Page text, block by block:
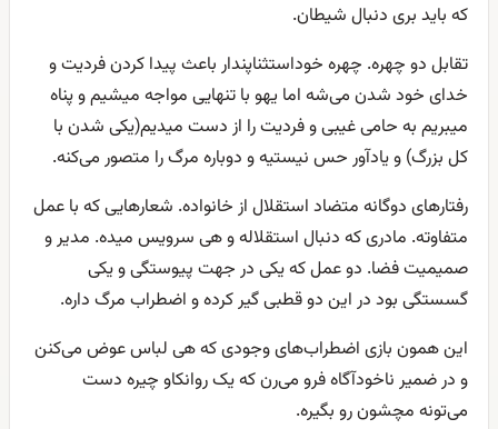
که باید بری دنبال شیطان.
تقابل دو چهره. چهره خوداستثناپندار باعث پیدا کردن فردیت و
خدای خود شدن می‌شه اما یهو با تنهایی مواجه میشیم و پناه
میبریم به حامی غیبی و فردیت را از دست میدیم(یکی شدن با
کل بزرگ) و یادآور حس نیستیه و دوباره مرگ را متصور می‌کنه.
رفتارهای دوگانه متضاد استقلال از خانواده. شعارهایی که با عمل
متفاوته. مادری که دنبال استقلاله و هی سرویس میده. مدیر و
صمیمیت فضا. دو عمل که یکی در جهت پیوستگی و یکی
گسستگی بود در این دو قطبی گیر کرده و اضطراب مرگ داره.
این همون بازی اضطراب‌های وجودی که هی لباس عوض می‌کنن
و در ضمیر ناخودآگاه فرو می‌رن که یک روانکاو چیره دست
می‌تونه مچشون رو بگیره.